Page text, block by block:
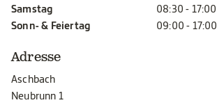
Samstag
08:30 - 17:00
Sonn- & Feiertag
09:00 - 17:00
Adresse
Aschbach
Neubrunn 1